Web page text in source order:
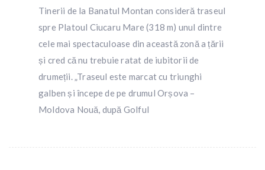
Tinerii de la Banatul Montan consideră traseul
spre Platoul Ciucaru Mare (318 m) unul dintre
cele mai spectaculoase din această zonă a țării
și cred că nu trebuie ratat de iubitorii de
drumeții. „Traseul este marcat cu triunghi
galben și începe de pe drumul Orșova –
Moldova Nouă, după Golful